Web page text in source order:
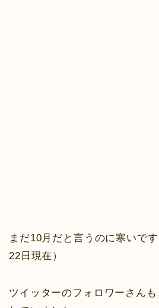
まだ10月だと言うのに寒いで
22日現在）
ツイッターのフォロワーさん